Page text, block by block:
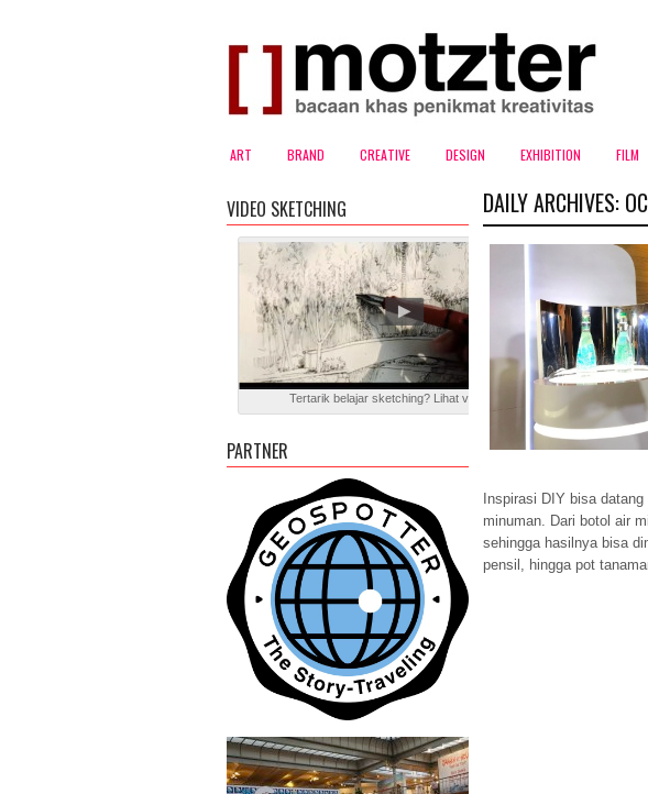
ART BRAND CREATIVE DESIGN EXHIBITION FILM
DAILY ARCHIVES:
Inspirasi DIY bisa
minuman. Dari botol air
sehingga hasilnya bisa
pensil, hingga pot
VIDEO SKETCHING
Tertarik belajar sketching? Lihat video blog ini
PARTNER